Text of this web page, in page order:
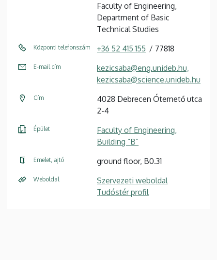
Faculty of Engineering,
Department of Basic
Technical Studies
Központi telefonszám +36 52 415 155 77818
E-mail cím
kezicsaba@eng.unideb.hu,
kezicsaba@science.unideb.hu
Cím
4028 Debrecen Ótemető utca
2-4
Épület
Faculty of Engineering,
Building “B”
Emelet, ajtó ground floor, B0.31
Weboldal
Szervezeti weboldal
Tudóstér profil